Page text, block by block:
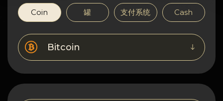
名誉
网站地图
Coin 罐 支付系统 Cash
Bitcoin